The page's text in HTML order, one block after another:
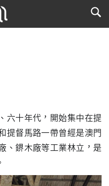
六十年代，開始集中在提
提督馬路一帶曾經是澳門
、鎅木廠等工業林立，是